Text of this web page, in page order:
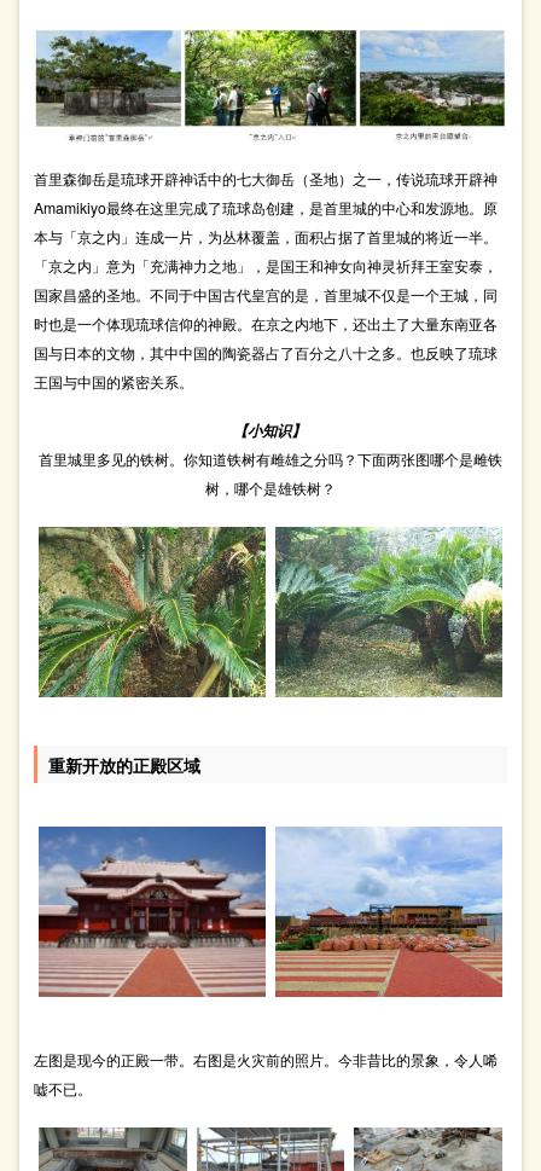
首里森御岳是琉球开辟神话中的七大御岳（圣地）之一，传说琉球开辟神
Amamikiyo最终在这里完成了琉球岛创建，是首里城的中心和发源地。原
本与「京之内」连成一片，为丛林覆盖，面积占据了首里城的将近一半。
「京之内」意为「充满神力之地」，是国王和神女向神灵祈拜王室安泰，
国家昌盛的圣地。不同于中国古代皇宫的是，首里城不仅是一个王城，同
时也是一个体现琉球信仰的神殿。在京之内地下，还出土了大量东南亚各
国与日本的文物，其中中国的陶瓷器占了百分之八十之多。也反映了琉球
王国与中国的紧密关系。
【小知识】
首里城里多见的铁树。你知道铁树有雌雄之分吗？下面两张图哪个是雌铁
树，哪个是雄铁树？
重新开放的正殿区域
左图是现今的正殿一带。右图是火灾前的照片。今非昔比的景象，令人唏
嘘不已。